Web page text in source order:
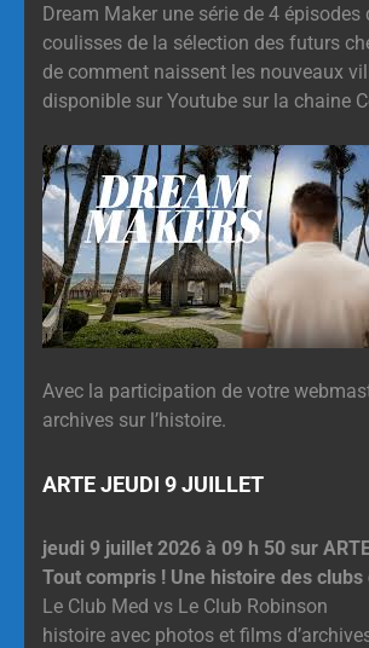
Dream Maker une série de 4 épisodes
coulisses de la sélection des futurs
de comment naissent les nouveaux
disponible sur Youtube sur la chaine
Avec la participation de votre
archives sur l’histoire.
ARTE JEUDI 9 JUILLET
jeudi 9 juillet 2026 à 09 h 50 sur
Tout compris ! Une histoire des clubs
Le Club Med vs Le Club Robinson
histoire avec photos et films